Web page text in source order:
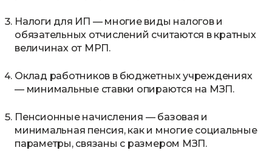
Налоги для ИП — многие виды налогов и
обязательных отчислений считаются в кратных
величинах от МРП.
Оклад работников в бюджетных учреждениях
— минимальные ставки опираются на МЗП.
Пенсионные начисления — базовая и
минимальная пенсия, как и многие социальные
параметры, связаны с размером МЗП.